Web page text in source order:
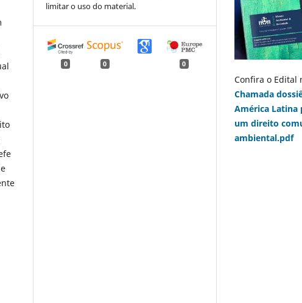
limitar o uso do material.
0 0 0
Confira o Edital
Chamada
América Latina
um direito
ambiental.pdf